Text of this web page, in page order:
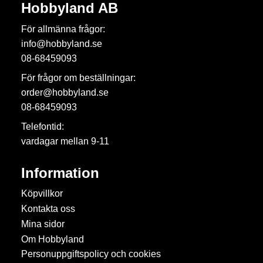
Hobbyland AB
För allmänna frågor:
info@hobbyland.se
08-68459093
För frågor om beställningar:
order@hobbyland.se
08-68459093
Telefontid:
vardagar mellan 9-11
Information
Köpvillkor
Kontakta oss
Mina sidor
Om Hobbyland
Personuppgiftspolicy och cookies